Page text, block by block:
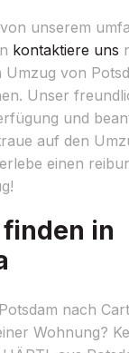
unserem
kontaktiere uns
Umzug von
Unser
und
auf den
einen
in
nach
Wohnung?